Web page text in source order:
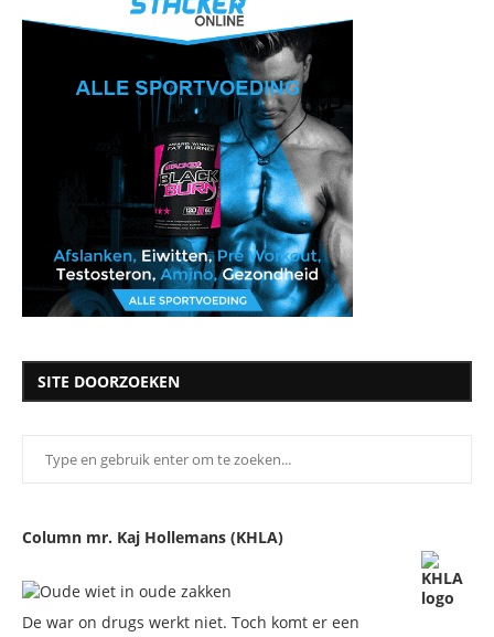
SITE DOORZOEKEN
Column mr. Kaj Hollemans (KHLA)
De war on drugs werkt niet. Toch komt er een